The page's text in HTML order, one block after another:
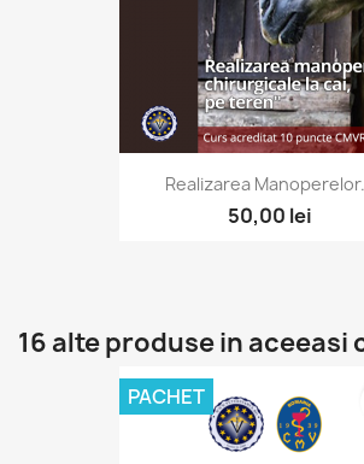
Realizarea
50,00 lei
16 alte produse in aceeasi
PACHET